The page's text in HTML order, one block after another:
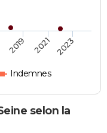
Indemnes
2019 2021 2023
selon la